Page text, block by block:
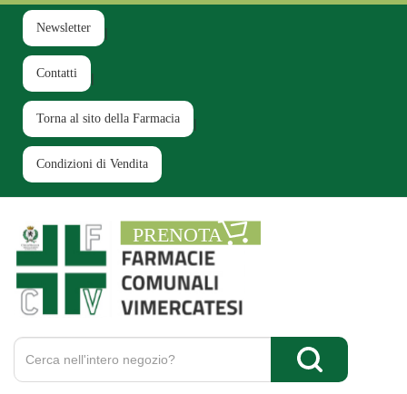
Passa
contenuto
principale
Newsletter
Contatti
Torna al sito della Farmacia
Condizioni di Vendita
Farmacia
Comunale
Cerca
Prodotto
Cerca Prodotto